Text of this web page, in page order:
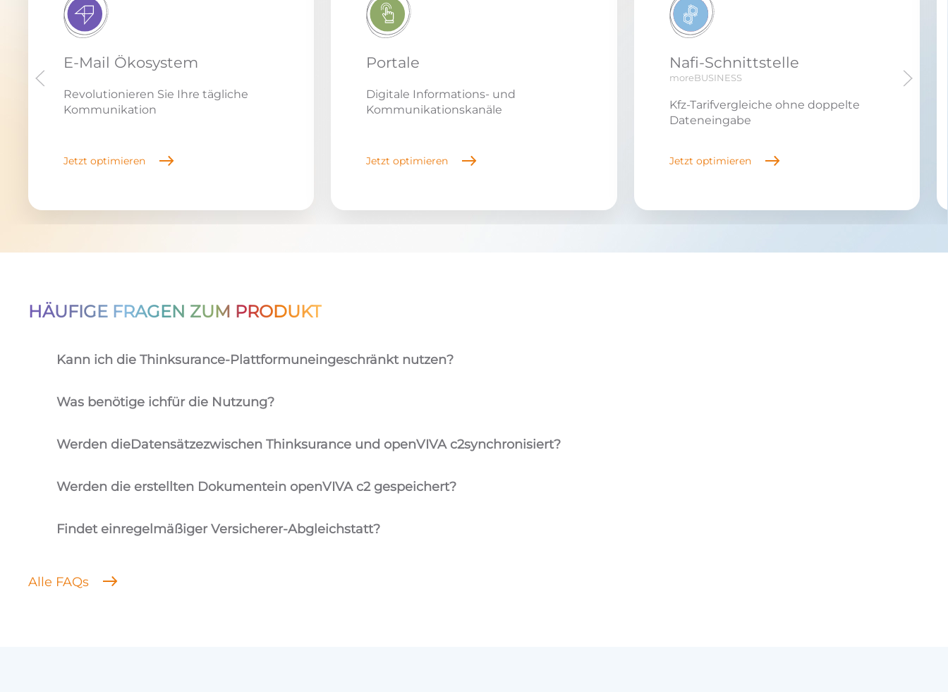
E-Mail Ökosystem
Revolutionieren Sie Ihre tägliche
Kommunikation
Jetzt optimieren
Portale
Digitale Informations- und
Kommunikationskanäle
Jetzt optimieren
Nafi-Schnittstelle
moreBUSINESS
Kfz-Tarifvergleiche ohne doppelte
Dateneingabe
Jetzt optimieren
HÄUFIGE FRAGEN ZUM PRODUKT
Kann ich die Thinksurance-Plattformuneingeschränkt nutzen?
Was benötige ichfür die Nutzung?
Werden dieDatensätzezwischen Thinksurance und openVIVA c2synchronisiert?
Werden die erstellten Dokumentein openVIVA c2 gespeichert?
Findet einregelmäßiger Versicherer-Abgleichstatt?
Alle FAQs